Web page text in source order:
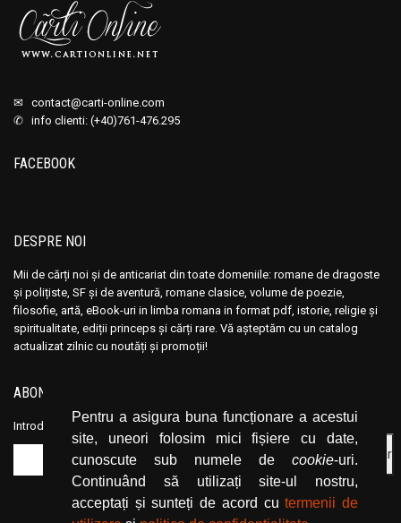
Pentru a asigura buna funcționare a acestui
site, uneori folosim mici fișiere cu date,
cunoscute sub numele de cookie-uri.
Continuând să utilizați site-ul nostru,
acceptați și sunteți de acord cutermenii de
✉ contact@carti-online.com
✆ info clienti: (+40)761-476.295
FACEBOOK
DESPRE NOI
Mii de cărți noi și de anticariat din toate domeniile: romane de dragoste
și polițiste, SF și de aventură, romane clasice, volume de poezie,
filosofie, artă, eBook-uri in limba romana in format pdf, istorie, religie și
spiritualitate, ediții princeps și cărți rare. Vă așteptăm cu un catalog
actualizat zilnic cu noutăți și promoții!
ABONEAZĂ-TE LA NEWSLETTER
Introduceți adresa dvs. de email și dați click pe butonul de abonare.